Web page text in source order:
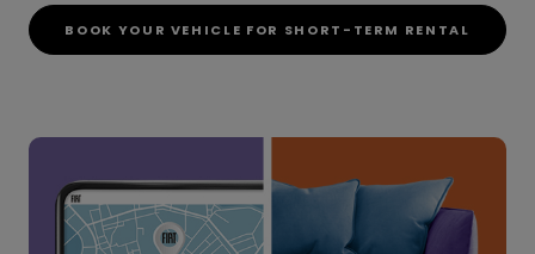
BOOK YOUR VEHICLE FOR SHORT-TERM RENTAL